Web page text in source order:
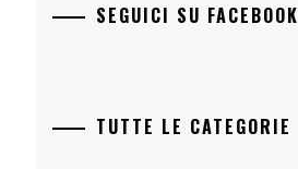
SEGUICI SU FACEBOOK
TUTTE LE CATEGORIE